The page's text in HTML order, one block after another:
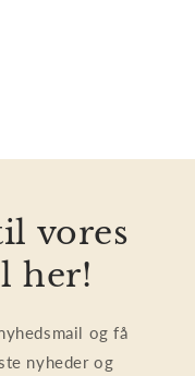
vores
her!
og få
nyheder og